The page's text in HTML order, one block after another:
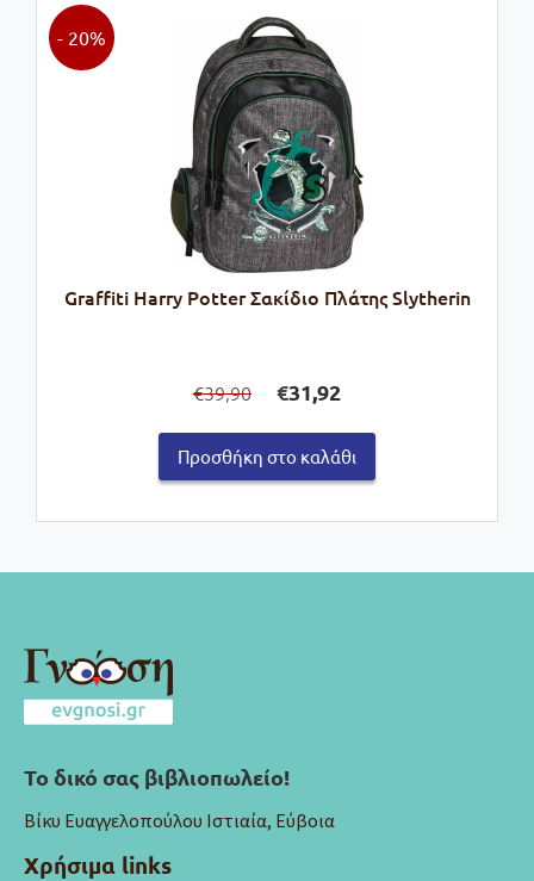
Graffiti Harry Potter Σακίδιο Πλάτης Slytherin
- 20%
€39,90
price
was:
€39,90.
€31,92τρέχουσα
τιμή
είναι:
€31,92.
Προσθήκη στο καλάθι
Το δικό σας βιβλιοπωλείο!
Βίκυ Ευαγγελοπούλου Ιστιαία, Εύβοια
Χρήσιμα links